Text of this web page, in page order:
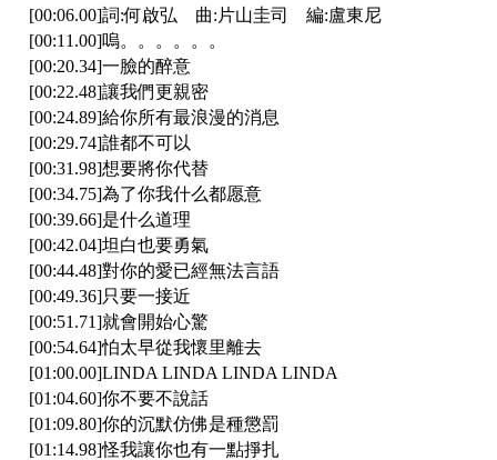
[00:06.00]詞:何啟弘 曲:片山圭司 編:盧東尼
[00:11.00]嗚。。。。。。
[00:20.34]一臉的醉意
[00:22.48]讓我們更親密
[00:24.89]給你所有最浪漫的消息
[00:29.74]誰都不可以
[00:31.98]想要將你代替
[00:34.75]為了你我什么都愿意
[00:39.66]是什么道理
[00:42.04]坦白也要勇氣
[00:44.48]對你的愛已經無法言語
[00:49.36]只要一接近
[00:51.71]就會開始心驚
[00:54.64]怕太早從我懷里離去
[01:00.00]LINDA LINDA LINDA LINDA
[01:04.60]你不要不說話
[01:09.80]你的沉默仿佛是種懲罰
[01:14.98]怪我讓你也有一點掙扎